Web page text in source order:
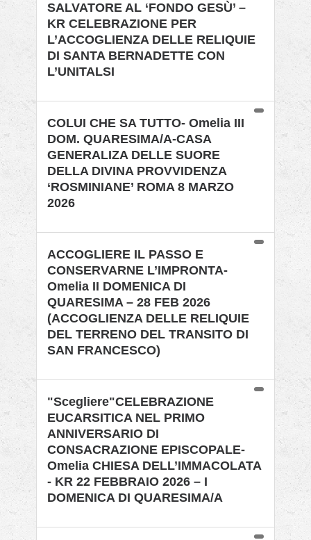
SALVATORE AL ‘FONDO GESÙ’ –
KR CELEBRAZIONE PER
L’ACCOGLIENZA DELLE RELIQUIE
DI SANTA BERNADETTE CON
L’UNITALSI
COLUI CHE SA TUTTO- Omelia III
DOM. QUARESIMA/A-CASA
GENERALIZA DELLE SUORE
DELLA DIVINA PROVVIDENZA
‘ROSMINIANE’ ROMA 8 MARZO
2026
ACCOGLIERE IL PASSO E
CONSERVARNE L’IMPRONTA-
Omelia II DOMENICA DI
QUARESIMA – 28 FEB 2026
(ACCOGLIENZA DELLE RELIQUIE
DEL TERRENO DEL TRANSITO DI
SAN FRANCESCO)
"Scegliere"CELEBRAZIONE
EUCARSITICA NEL PRIMO
ANNIVERSARIO DI
CONSACRAZIONE EPISCOPALE-
Omelia CHIESA DELL’IMMACOLATA
- KR 22 FEBBRAIO 2026 – I
DOMENICA DI QUARESIMA/A